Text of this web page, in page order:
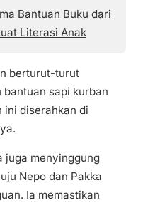
Bantuan Buku dari
Literasi Anak
berturut-turut
bantuan sapi kurban
ini diserahkan di
juga menyinggung
Nepo dan Pakka
Ia memastikan